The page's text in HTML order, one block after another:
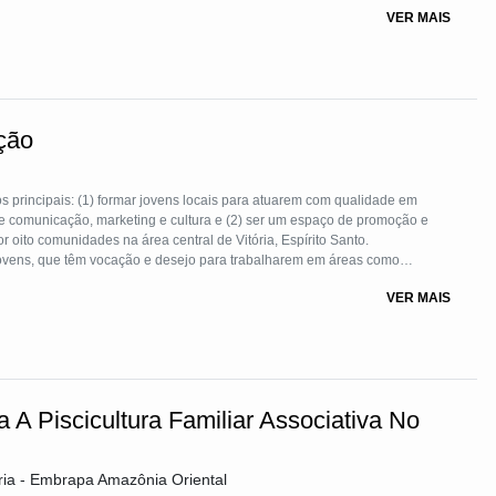
CETAP desde o ano de 2000.
VER MAIS
principais: (1) formar jovens locais para atuarem com qualidade em
marketing e cultura e (2) ser um espaço de promoção e
oito comunidades na área central de Vitória, Espírito Santo.
que têm vocação e desejo para trabalharem em áreas como
dentre seus mais de 30 mil moradores.
VER MAIS
A Piscicultura Familiar Associativa No
- Embrapa Amazônia Oriental